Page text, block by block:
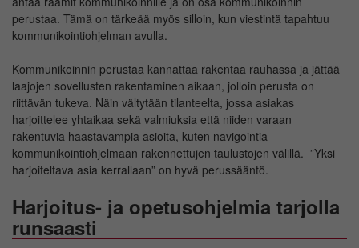
perustaa. Tämä on tärkeää myös silloin, kun viestintä tapahtuu
kommunikointiohjelman avulla.
Kommunikoinnin perustaa kannattaa rakentaa rauhassa ja jättää
laajojen sovellusten rakentaminen aikaan, jolloin perusta on
riittävän tukeva. Näin vältytään tilanteelta, jossa asiakas
harjoittelee yhtaikaa sekä valmiuksia että niiden varaan
rakentuvia haastavampia asioita, kuten navigointia
kommunikointiohjelmaan rakennettujen taulustojen välillä. ”Yksi
harjoiteltava asia kerrallaan” on hyvä perussääntö.
Harjoitus- ja opetusohjelmia tarjolla
runsaasti